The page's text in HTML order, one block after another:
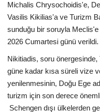
Michalis Chrysochoidis'e,
Vasilis Kikilias'a ve Turizm
sunduğu bir soruyla Meclis'e
2026 Cumartesi günü verildi.
Nikitiadis, soru
güne kadar kısa süreli vize
yenilenmesinin, Doğu Ege
turizm için son derece
Schengen dışı ülkelerden